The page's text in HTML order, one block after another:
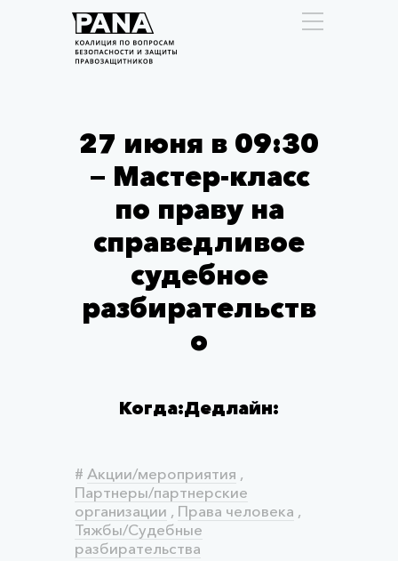
27 июня в 09:30
— Мастер-класс
по праву на
справедливое
судебное
разбирательств
о
Когда:Дедлайн:
# Акции/мероприятия ,
Партнеры/партнерские
организации , Права человека ,
Тяжбы/Судебные
разбирательства